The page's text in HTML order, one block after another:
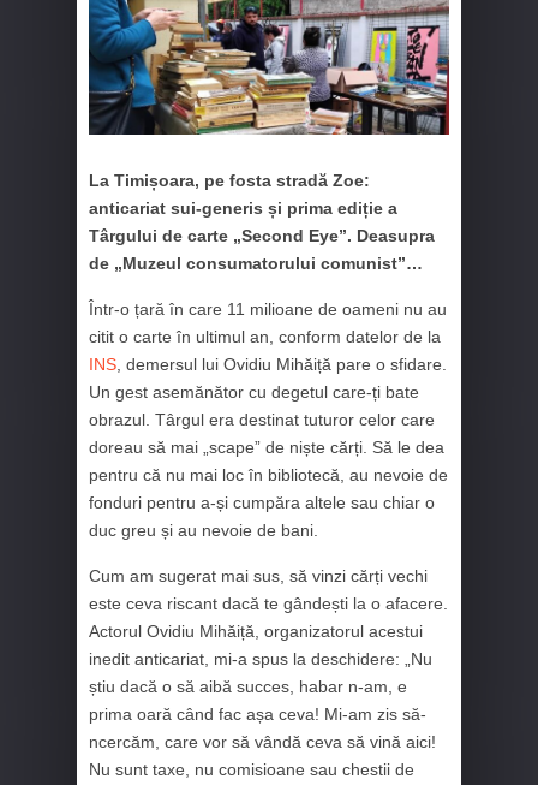
La Timișoara, pe fosta stradă Zoe:
anticariat sui-generis și prima ediție a
Târgului de carte „Second Eye”. Deasupra
de „Muzeul consumatorului comunist”…
Într-o țară în care 11 milioane de oameni nu au
citit o carte în ultimul an, conform datelor de la
INS , demersul lui Ovidiu Mihăiță pare o sfidare.
Un gest asemănător cu degetul care-ți bate
obrazul. Târgul era destinat tuturor celor care
doreau să mai „scape” de niște cărți. Să le dea
pentru că nu mai loc în bibliotecă, au nevoie de
fonduri pentru a-și cumpăra altele sau chiar o
duc greu și au nevoie de bani.
Cum am sugerat mai sus, să vinzi cărți vechi
este ceva riscant dacă te gândești la o afacere.
Actorul Ovidiu Mihăiță, organizatorul acestui
inedit anticariat, mi-a spus la deschidere: „Nu
știu dacă o să aibă succes, habar n-am, e
prima oară când fac așa ceva! Mi-am zis să-
ncercăm, care vor să vândă ceva să vină aici!
Nu sunt taxe, nu comisioane sau chestii de